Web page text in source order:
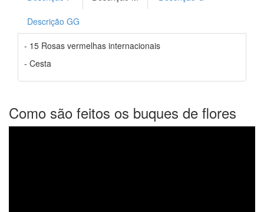
Descrição GG
- 15 Rosas vermelhas internacionais
- Cesta
Como são feitos os buques de flores